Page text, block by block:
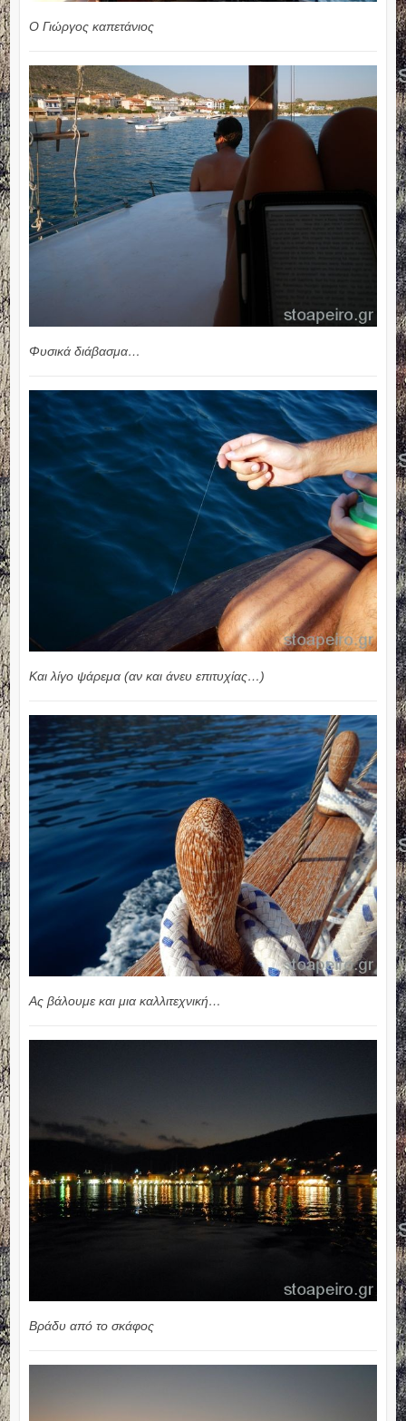
Ο Γιώργος καπετάνιος
Φυσικά διάβασμα…
Και λίγο ψάρεμα (αν και άνευ επιτυχίας…)
Ας βάλουμε και μια καλλιτεχνική…
Βράδυ από το σκάφος